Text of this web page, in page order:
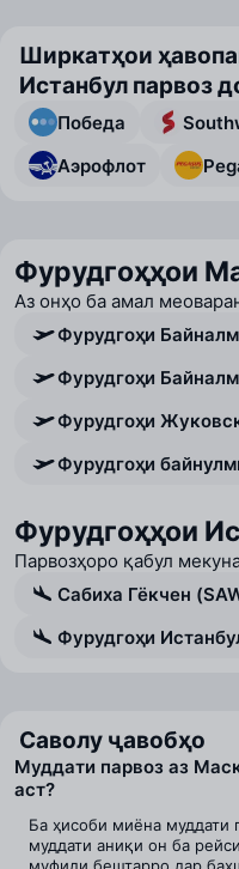
Ширкатҳои
Истанбул парвоз
Победа
Аэрофлот
Фурудгоҳҳои
Аз онҳо ба амал
Фурудгоҳи
Фурудгоҳи
Фурудгоҳи
Фурудгоҳи
Фурудгоҳҳои
Парвозҳоро қабул
Сабиха Гёкчен
Фурудгоҳи
Саволу ҷавобҳо
Муддати парвоз аз
аст?
Ба ҳисоби миёна муддати
муддати аниқи он ба